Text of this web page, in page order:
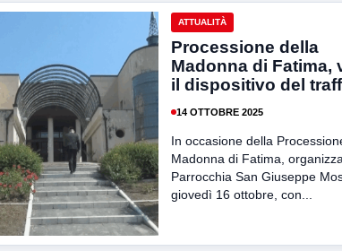
ATTUALITÀ
Processione della
Madonna di Fatima,
il dispositivo del
14 OTTOBRE 2025
In occasione della
Madonna di Fatima,
Parrocchia San Giuseppe
giovedì 16 ottobre, con...